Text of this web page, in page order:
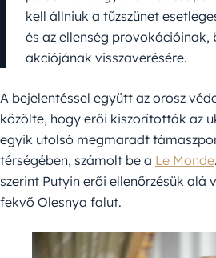
kell állniuk a tűzszünet
és az ellenség provokációinak,
akciójának visszaverésére.
A bejelentéssel együtt az orosz
közölte, hogy erői kiszorították az
egyik utolsó megmaradt
térségében, számolt be a Le Monde
szerint Putyin erői ellenőrzésük alá
fekvő Olesnya falut.